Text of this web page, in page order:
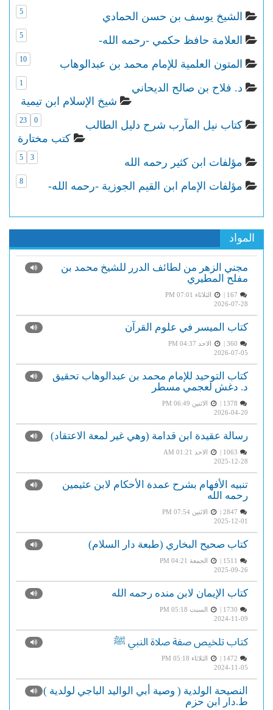
الشيخ يوسف بن حسن الحمادي 5
العلامة حافظ حكمي -رحمه الله- 5
المتون العلمية للإمام محمد بن عبدالوهاب 10
د. فلاح بن صالح الديحاني 1
شيخ الإسلام ابن تيمية
23 كتاب نيل المآرب شرح دليل الطالب 0
كتب مختارة
5 مؤلفات ابن كثير رحمه الله 3
مؤلفات الإمام ابن القيم الجوزية -رحمه الله- 8
المواد
مجني الزهر من لطائف الدرر للشيخ محمد بن
مفلح المطيري
الثلاثاء PM 07:01
2026-07-28
كتاب الميسر في علوم القرآن
الاحد PM 04:37
2026-07-05
كتاب التوحيد للإمام محمد بن عبدالوهاب تحقيق
د. دغش لعجمي مسطر
الاثنين PM 06:49
2026-04-20
رسالة عقيدة ابن قدامة (وهي غير لمعة الاعتقاد)
الاحد AM 01:21
2025-12-28
تنبيه الأفهام بشرح عمدة الأحكام لابن عثيمين
رحمه الله
الاثنين PM 07:54
2025-12-01
كتاب صحيح البخاري (طبعة دار السلام)
الجمعة PM 04:21
2025-09-26
كتاب الإيمان لابن منده رحمه الله
السبت PM 05:18
2024-11-09
كتاب تلخيص صفة صلاة النبي ﷺ
الثلاثاء PM 05:18
2024-11-05
النصيحة الولدية ( وصية أبي الواليد الباجي لولدية )
ط.دار ابن حزم